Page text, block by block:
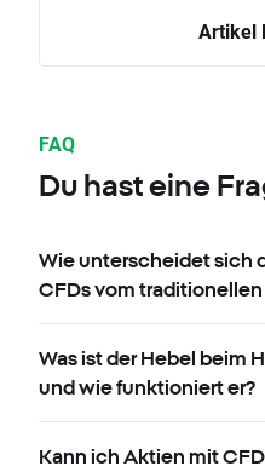
Artikel
FAQ
Du hast eine
Wie unterscheidet sich
CFDs vom
Was ist der Hebel beim
und wie funktioniert er?
Kann ich Aktien mit